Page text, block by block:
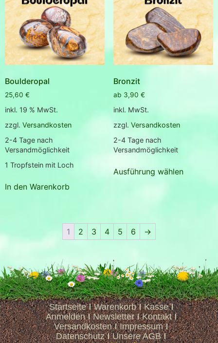
Boulderopal
25,60 €
inkl. 19 % MwSt.
zzgl. Versandkosten
2-4 Tage nach
Versandmöglichkeit
1 Tropfstein mit Loch
In den Warenkorb
Bronzit
ab 3,90 €
inkl. MwSt.
zzgl. Versandkosten
2-4 Tage nach
Versandmöglichkeit
Ausführung wählen
1 2 3 4 5 6 →
Startseite Warenkorb
Kasse
Anmelden
Newsletter
Kontakt
Versandkosten
Impressum
Datenschutz
Unsere AGB